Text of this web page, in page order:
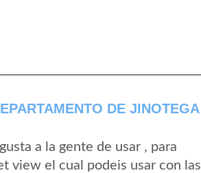
DE JINOTEGA
a la gente de usar , para
view el cual podeis usar con las